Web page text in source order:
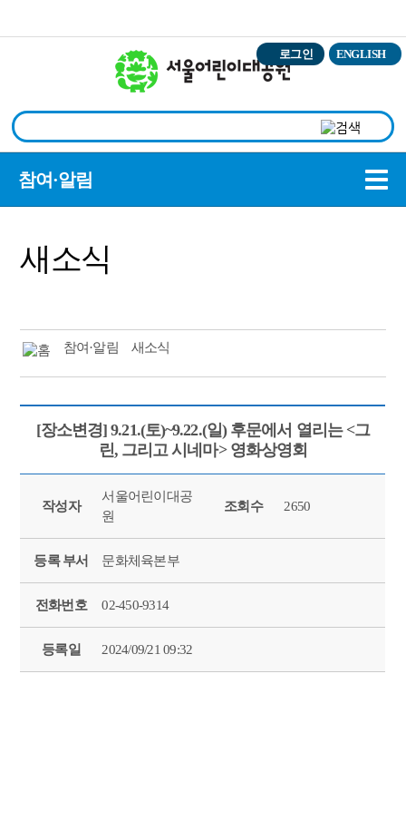
로그인 ENGLISH
참여·알림
새소식
참여·알림 새소식
[장소변경] 9.21.(토)~9.22.(일) 후문에서 열리는 <그
린, 그리고 시네마> 영화상영회
작성자
서울어린이대공
원
조회수 2650
등록 부서 문화체육본부
전화번호 02-450-9314
등록일 2024/09/21 09:32